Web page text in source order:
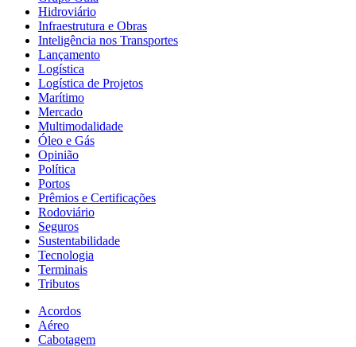
Hidroviário
Infraestrutura e Obras
Inteligência nos Transportes
Lançamento
Logística
Logística de Projetos
Marítimo
Mercado
Multimodalidade
Óleo e Gás
Opinião
Política
Portos
Prêmios e Certificações
Rodoviário
Seguros
Sustentabilidade
Tecnologia
Terminais
Tributos
Acordos
Aéreo
Cabotagem